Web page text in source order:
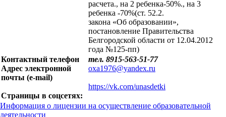
расчета., на 2 ребенка-50%., на 3
ребенка -70%(ст. 52.2.
закона «Об образовании»,
постановление Правительства
Белгородской области от 12.04.2012
года №125-пп)
Контактный телефон
Адрес электронной
почты (е-mail)
Страницы в соцсетях:
тел. 8915-563-51-77
oxa1976@yandex.ru
https://vk.com/unasdetki
Информация о лицензии на осуществление образовательной
деятельности